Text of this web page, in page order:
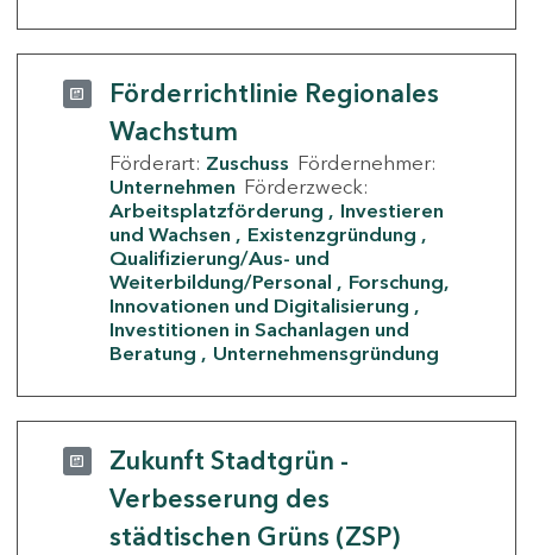
Förderrichtlinie Regionales
Wachstum
Förderart: Zuschuss Fördernehmer:
Unternehmen Förderzweck:
Arbeitsplatzförderung
Investieren
und Wachsen
Existenzgründung
Qualifizierung/Aus- und
Weiterbildung/Personal
Forschung,
Innovationen und Digitalisierung
Investitionen in Sachanlagen und
Beratung
Unternehmensgründung
Zukunft Stadtgrün -
Verbesserung des
städtischen Grüns (ZSP)